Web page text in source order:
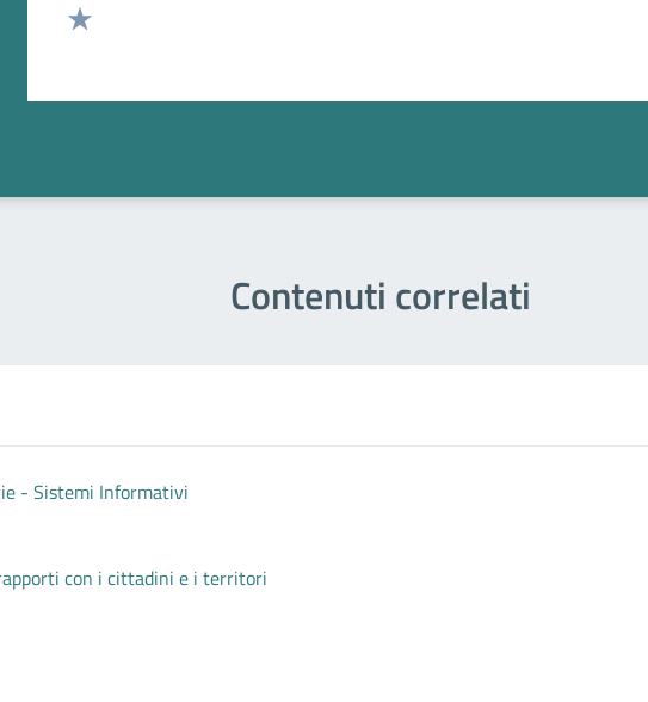
Valuta 2 stelle su 5
Contenuti correlati
- Sistemi Informativi
con i cittadini e i territori